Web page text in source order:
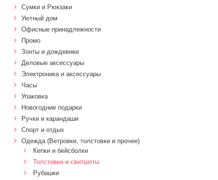
Сумки и Рюкзаки
Уютный дом
Офисные принадлежности
Промо
Зонты и дождевики
Деловые аксессуары
Электроника и аксессуары
Часы
Упаковка
Новогодние подарки
Ручки и карандаши
Спорт и отдых
Одежда (Ветровки, толстовки и прочее)
Кепки и бейсболки
Толстовки и свитшоты
Рубашки